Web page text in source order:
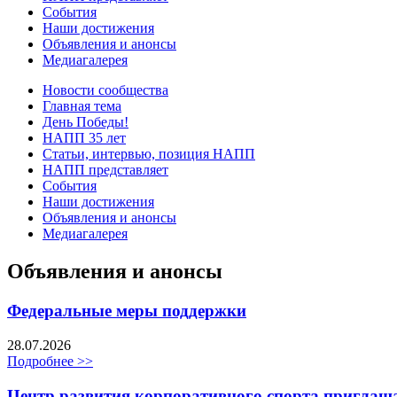
События
Наши достижения
Объявления и анонсы
Медиагалерея
Новости сообщества
Главная тема
День Победы!
НАПП 35 лет
Статьи, интервью, позиция НАПП
НАПП представляет
События
Наши достижения
Объявления и анонсы
Медиагалерея
Объявления и анонсы
Федеральные меры поддержки
28.07.2026
Подробнее >>